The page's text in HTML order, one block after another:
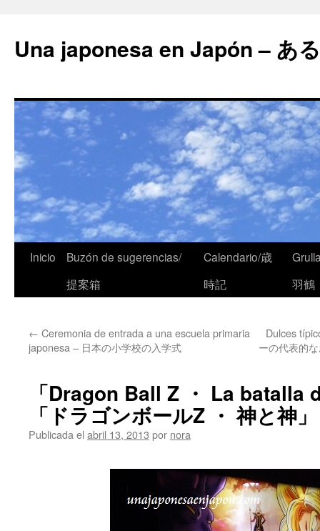
Una japonesa en Japón – あ
Inicio
Buzón de sugerencias/
提案箱
Calendario/歳
時記
羽鶴
← Ceremonia de entrada a una escuela primaria
japonesa – 日本の小学校の入学式
Dulces
ーの代表的
「Dragon Ball Z ・ La batalla
「ドラゴンボールZ ・ 神と神」
Publicada el abril 13, 2013 por nora